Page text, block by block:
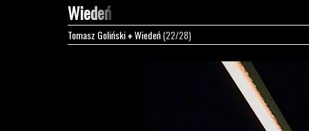
Wiedeń
Tomasz Goliński♦Wiedeń(22/28)